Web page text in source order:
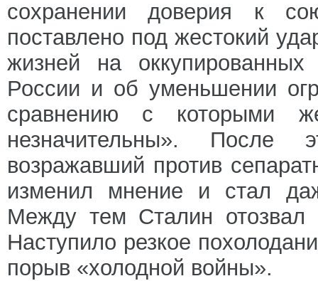
сохранении доверия к
поставлено под жестокий
жизней на
России и об уменьшении
сравнению с которыми
незначительны». После
возражавший против
изменил мнение и стал
Между тем Сталин отозвал
Наступило резкое
порыв «холодной войны».